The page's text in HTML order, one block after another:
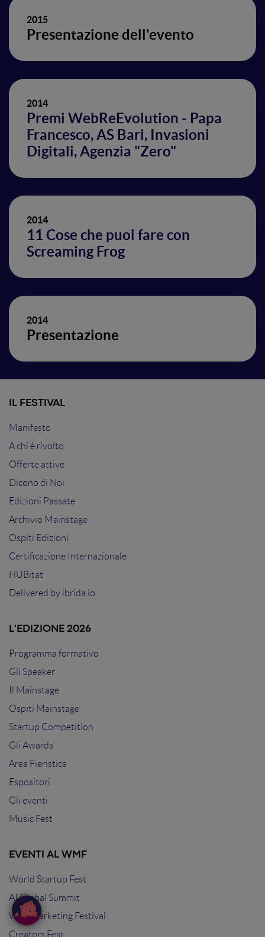
2015
Presentazione dell'evento
2014
Premi WebReEvolution - Papa
Francesco, AS Bari, Invasioni
Digitali, Agenzia "Zero"
2014
11 Cose che puoi fare con
Screaming Frog
2014
Presentazione
IL FESTIVAL
Manifesto
A chi è rivolto
Offerte attive
Dicono di Noi
Edizioni Passate
Archivio Mainstage
Ospiti Edizioni
Certificazione Internazionale
HUBitat
Delivered by ibrida.io
L'EDIZIONE 2026
Programma formativo
Gli Speaker
Il Mainstage
Ospiti Mainstage
Startup Competition
Gli Awards
Area Fieristica
Espositori
Gli eventi
Music Fest
EVENTI AL WMF
World Startup Fest
AI Global Summit
Web Marketing Festival
Creators Fest